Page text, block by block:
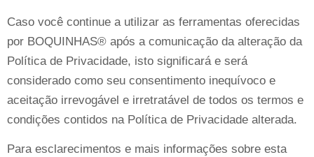
Caso você continue a utilizar as ferramentas oferecidas
por BOQUINHAS® após a comunicação da alteração da
Política de Privacidade, isto significará e será
considerado como seu consentimento inequívoco e
aceitação irrevogável e irretratável de todos os termos e
condições contidos na Política de Privacidade alterada.
Para esclarecimentos e mais informações sobre esta